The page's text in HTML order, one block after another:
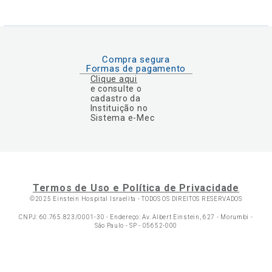
Compra segura
Formas de pagamento
Clique aqui
e consulte o
cadastro da
Instituição no
Sistema e-Mec
Termos de Uso e Política de Privacidade
©2025 Einstein Hospital Israelita -TODOS OS DIREITOS RESERVADOS
CNPJ: 60.765.823/0001-30 - Endereço: Av. Albert Einstein, 627 - Morumbi -
São Paulo - SP - 05652-000